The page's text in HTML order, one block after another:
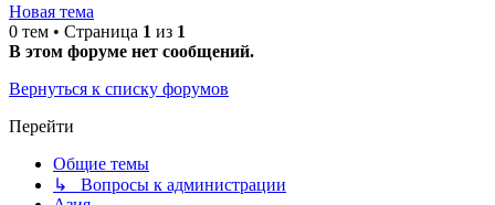
Новая тема
0 тем • Страница 1 из 1
В этом форуме нет сообщений.
Вернуться к списку форумов
Перейти
Общие темы
↳ Вопросы к администрации